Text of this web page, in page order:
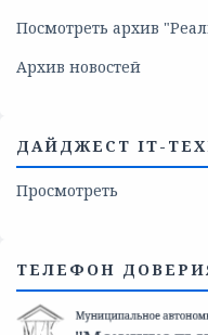
Посмотреть архив
Архив новостей
ДАЙДЖЕСТ IT-
Просмотреть
ТЕЛЕФОН